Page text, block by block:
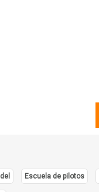
Escuela de pilotos